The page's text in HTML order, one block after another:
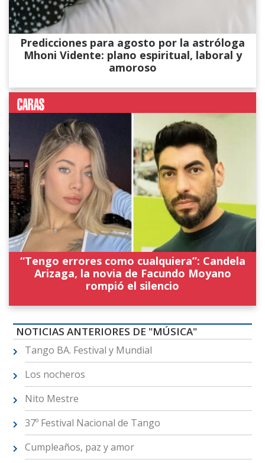
Predicciones para agosto por la astróloga
Mhoni Vidente: plano espiritual, laboral y
amoroso
“Tengo errores como cualquiera”: Candela
Arizaga, la novia de Facundo Moyano
rompió el silencio
NOTICIAS ANTERIORES DE "MÚSICA"
Tango BA. Festival y Mundial
Los nocheros
Nito Mestre
37º Festival Nacional de Tango
Cumpleaños, paz y amor